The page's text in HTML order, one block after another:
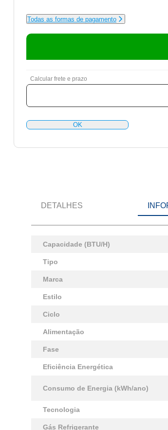
Todas as formas de pagamento
Calcular frete e prazo
OK
DETALHES
Capacidade (BTU/H)
Tipo
Marca
Estilo
Ciclo
Alimentação
Fase
Eficiência Energética
Consumo de Energia (kWh/ano)
Tecnologia
Gás Refrigerante